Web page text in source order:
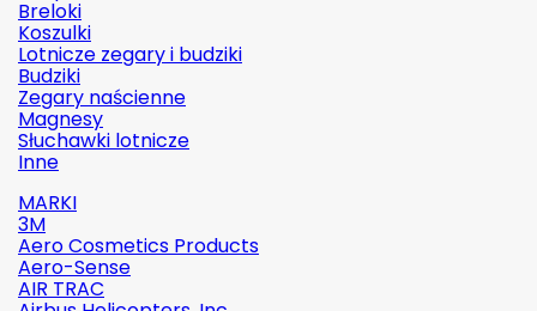
Breloki
Koszulki
Lotnicze zegary i budziki
Budziki
Zegary naścienne
Magnesy
Słuchawki lotnicze
Inne
MARKI
3M
Aero Cosmetics Products
Aero-Sense
AIR TRAC